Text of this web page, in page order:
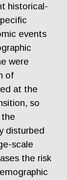
historical-
events
were
of
at the
so
the
disturbed
scale
the risk